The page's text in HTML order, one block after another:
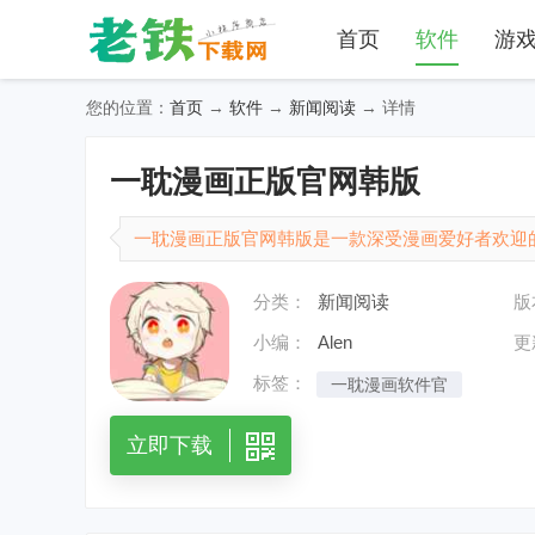
首页 软件 游
您的位置： 首页 → 软件 → 新闻阅读 → 详情
一耽漫画正版官网韩版
一耽漫画正版官网韩版是一款深受漫画爱好者欢
了海量的韩国漫画资源。这款软件以其丰富的内
操作界面，成为了漫画迷们日常追漫的首选平台。
分类： 新闻阅读
小编：
Alen
标签：
一耽漫画软件官
立即下载